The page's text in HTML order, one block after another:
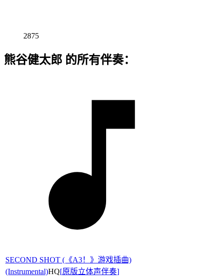
2875
熊谷健太郎 的所有伴奏：
SECOND SHOT (《A3！》游戏插曲)
(Instrumental)HQ[原版立体声伴奏]